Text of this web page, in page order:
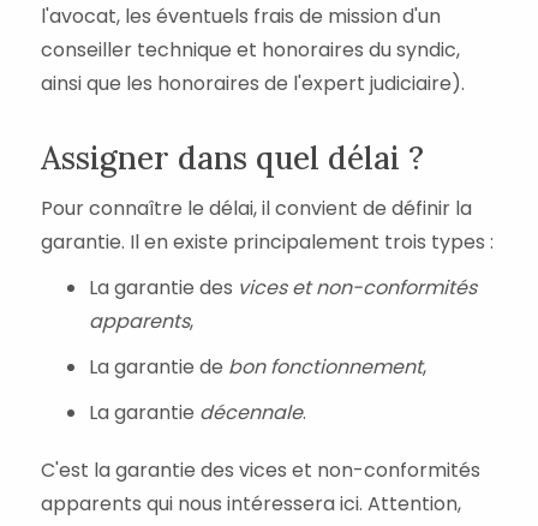
l'avocat, les éventuels frais de mission d'un
conseiller technique et honoraires du syndic,
ainsi que les honoraires de l'expert judiciaire).
Assigner dans quel délai ?
Pour connaître le délai, il convient de définir la
garantie. Il en existe principalement trois types :
La garantie des vices et non-conformités
apparents,
La garantie de bon fonctionnement,
La garantie décennale.
C'est la garantie des vices et non-conformités
apparents qui nous intéressera ici. Attention,